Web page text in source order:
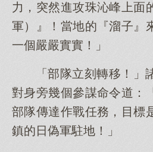
力，突然進攻珠沁峰上面
軍）』！當地的『溜子』
一個嚴嚴實實！」
「部隊立刻轉移！」
對身旁幾個參謀命令道：
部隊傳達作戰任務，目標
鎮的日偽軍駐地！」